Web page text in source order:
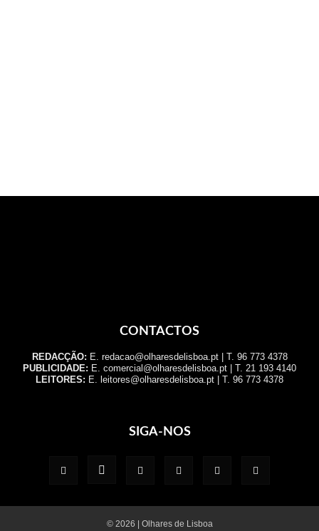
CONTACTOS
REDACÇÃO: E. redacao@olharesdelisboa.pt | T. 96 773 4378
PUBLICIDADE: E. comercial@olharesdelisboa.pt | T. 21 193 4140
LEITORES: E. leitores@olharesdelisboa.pt | T. 96 773 4378
SIGA-NOS
© 2026 | Olhares de Lisboa